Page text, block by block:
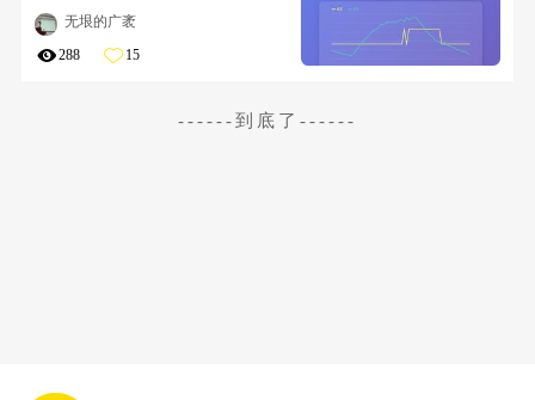
无垠的广袤
288 15
------到底了------